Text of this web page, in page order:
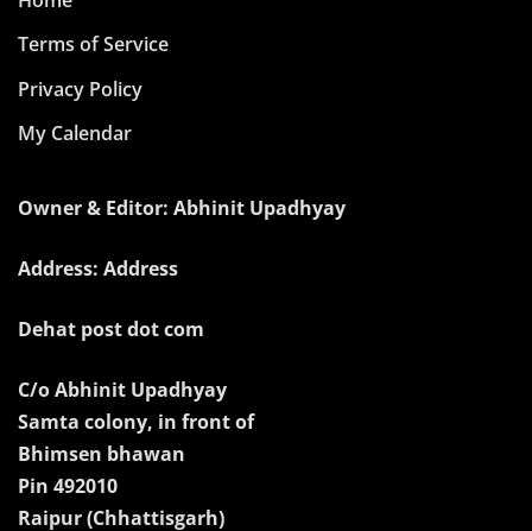
Terms of Service
Privacy Policy
My Calendar
Owner & Editor: Abhinit Upadhyay
Address: Address
Dehat post dot com
C/o Abhinit Upadhyay
Samta colony, in front of
Bhimsen bhawan
Pin 492010
Raipur (Chhattisgarh)